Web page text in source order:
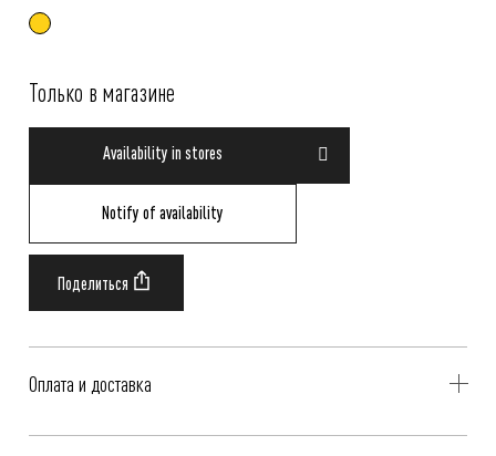
Только в магазине
Availability in stores
Notify of availability
Оплата и доставка